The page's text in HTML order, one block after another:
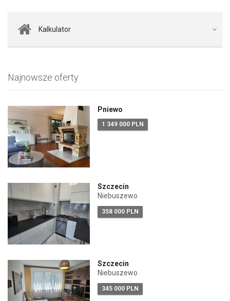
Kalkulator
Najnowsze oferty
Pniewo
1 349 000 PLN
Szczecin
Niebuszewo
358 000 PLN
Szczecin
Niebuszewo
345 000 PLN